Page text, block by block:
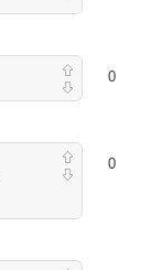
0
0